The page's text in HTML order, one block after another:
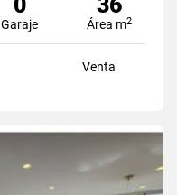
Garaje Área m2
Venta